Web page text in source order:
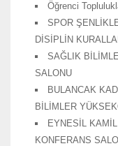
Öğrenci
SPOR
DİSİPLİN
SAĞLIK
SALONU
BULANCAK
BİLİMLER
EYNESİL
KONFERANS